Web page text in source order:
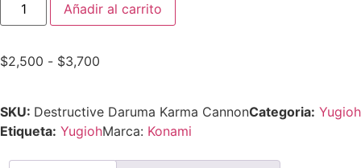
Añadir al carrito
$2,500 - $3,700
SKU: Destructive Daruma Karma CannonCategoria: Yugioh
Etiqueta: YugiohMarca: Konami